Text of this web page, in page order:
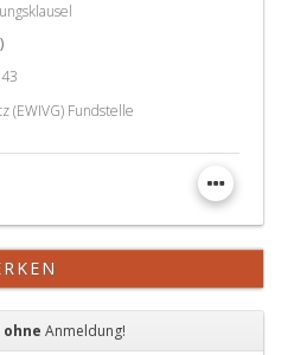
(EWIVG) Fundstelle
ohne Anmeldung!